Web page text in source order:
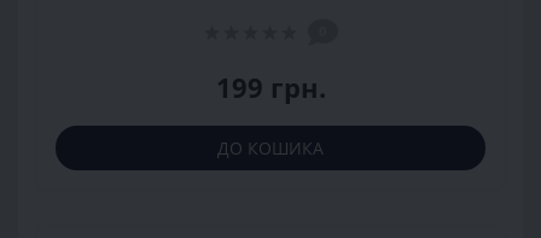
199 грн.
ДО КОШИКА